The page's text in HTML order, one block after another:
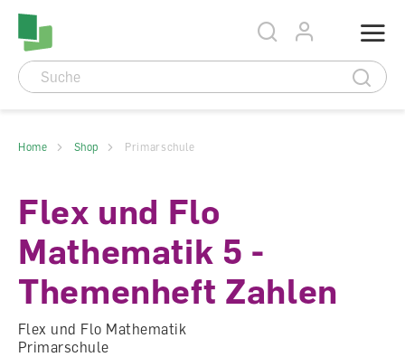
Accesskey Navigation
Seitenanfang
Direkt
Hauptnavigation
Direkt
zum
Hauptinhalt
Direkt
zum
Direkt
Home Shop Primarschule
Flex und Flo
Mathematik 5 -
Themenheft Zahlen
Flex und Flo Mathematik
Primarschule